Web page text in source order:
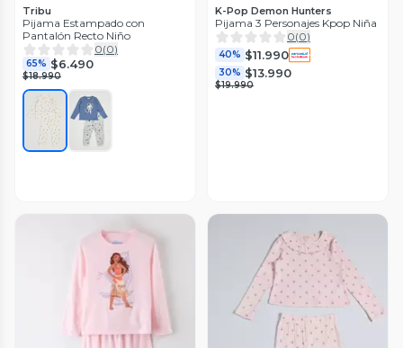
Tribu
Pijama Estampado con
Pantalón Recto Niño
0(0)
65% $6.490
$18.990
K-Pop Demon Hunters
Pijama 3 Personajes Kpop Niña
0(0)
40% $11.990
30% $13.990
$19.990